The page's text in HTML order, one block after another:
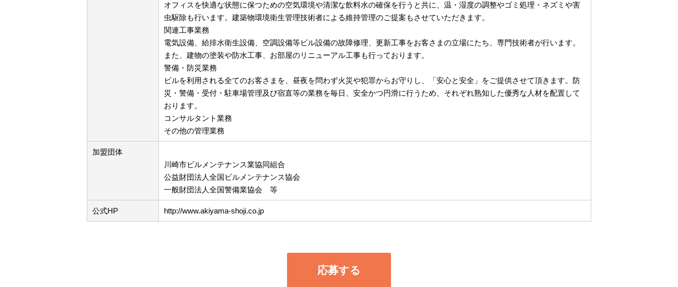
オフィスを快適な状態に保つための空気環境や清潔な飲料水の確保を行うと共に、温・湿度の調整やゴミ処理・ネズミや害
虫駆除も行います。建築物環境衛生管理技術者による維持管理のご提案もさせていただきます。
関連工事業務
電気設備、給排水衛生設備、空調設備等ビル設備の故障修理、更新工事をお客さまの立場にたち、専門技術者が行います。
また、建物の塗装や防水工事、お部屋のリニューアル工事も行っております。
警備・防災業務
ビルを利用される全てのお客さまを、昼夜を問わず火災や犯罪からお守りし、「安心と安全」をご提供させて頂きます。防
災・警備・受付・駐車場管理及び宿直等の業務を毎日、安全かつ円滑に行うため、それぞれ熟知した優秀な人材を配置して
おります。
コンサルタント業務
その他の管理業務
加盟団体
川崎市ビルメンテナンス業協同組合
公益財団法人全国ビルメンテナンス協会
一般財団法人全国警備業協会 等
公式HP http://www.akiyama-shoji.co.jp
応募する